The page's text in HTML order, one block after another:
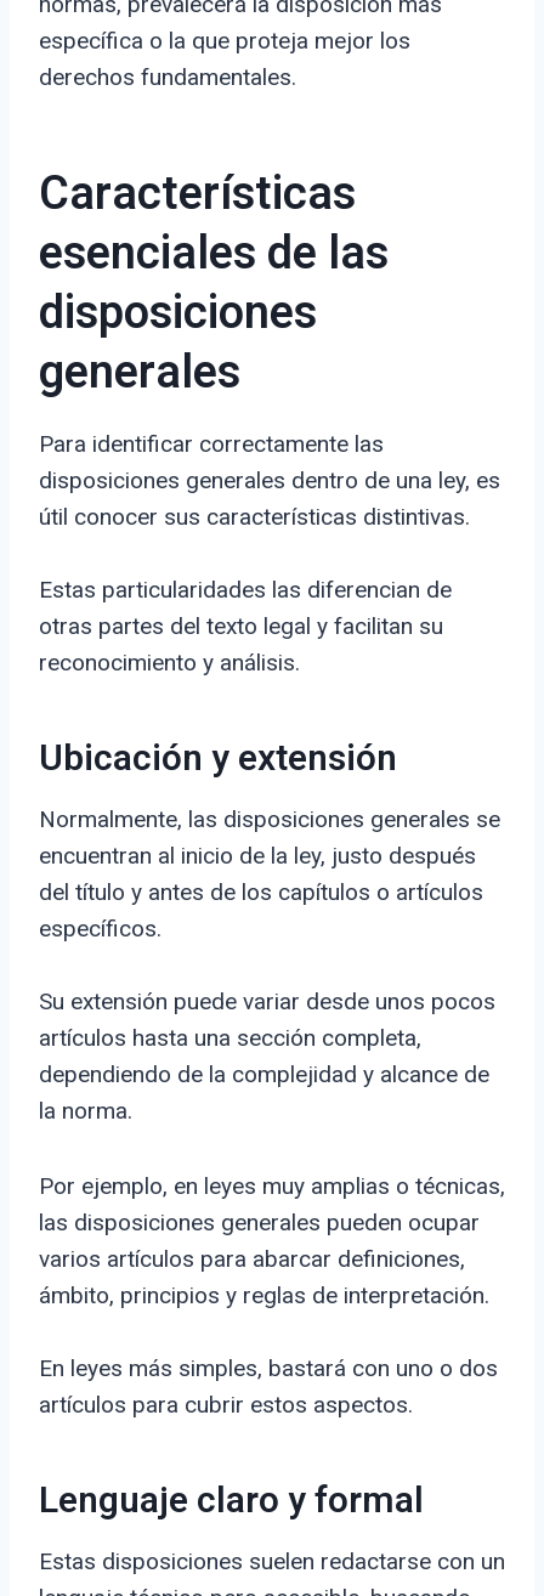
específica o la que proteja mejor los
derechos fundamentales.
Características
esenciales de las
disposiciones
generales
Para identificar correctamente las
disposiciones generales dentro de una ley, es
útil conocer sus características distintivas.
Estas particularidades las diferencian de
otras partes del texto legal y facilitan su
reconocimiento y análisis.
Ubicación y extensión
Normalmente, las disposiciones generales se
encuentran al inicio de la ley, justo después
del título y antes de los capítulos o artículos
específicos.
Su extensión puede variar desde unos pocos
artículos hasta una sección completa,
dependiendo de la complejidad y alcance de
la norma.
Por ejemplo, en leyes muy amplias o técnicas,
las disposiciones generales pueden ocupar
varios artículos para abarcar definiciones,
ámbito, principios y reglas de interpretación.
En leyes más simples, bastará con uno o dos
artículos para cubrir estos aspectos.
Lenguaje claro y formal
Estas disposiciones suelen redactarse con un